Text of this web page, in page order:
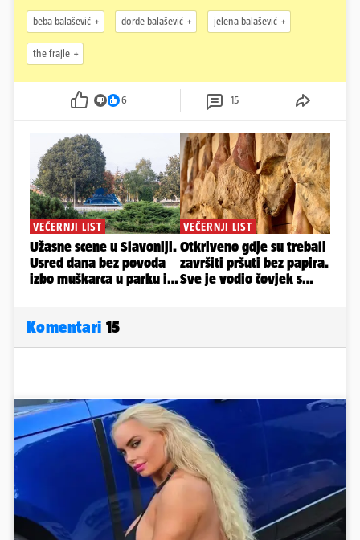
beba balašević đorđe balašević jelena balašević
the frajle
6 15
Komentari 15